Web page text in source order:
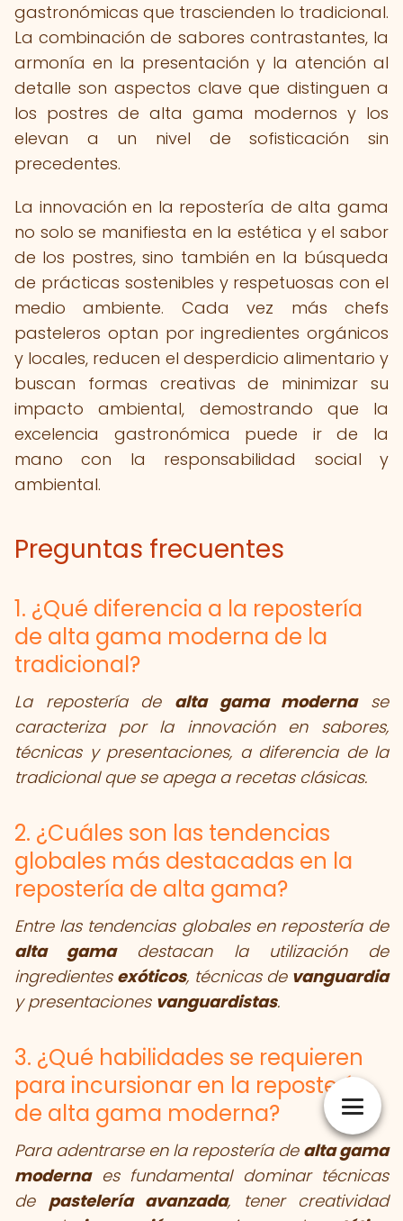
gastronómicas que trascienden lo tradicional.
La combinación de sabores contrastantes, la
armonía en la presentación y la atención al
detalle son aspectos clave que distinguen a
los postres de alta gama modernos y los
elevan a un nivel de sofisticación sin
precedentes.
La innovación en la repostería de alta gama
no solo se manifiesta en la estética y el sabor
de los postres, sino también en la búsqueda
de prácticas sostenibles y respetuosas con el
medio ambiente. Cada vez más chefs
pasteleros optan por ingredientes orgánicos
y locales, reducen el desperdicio alimentario y
buscan formas creativas de minimizar su
impacto ambiental, demostrando que la
excelencia gastronómica puede ir de la
mano con la responsabilidad social y
ambiental.
Preguntas frecuentes
1. ¿Qué diferencia a la repostería
de alta gama moderna de la
tradicional?
La repostería de alta gama modernase
caracteriza por la innovación en sabores,
técnicas y presentaciones, a diferencia de la
tradicional que se apega a recetas clásicas.
2. ¿Cuáles son las tendencias
globales más destacadas en la
repostería de alta gama?
Entre las tendencias globales en repostería de
alta gamadestacan la utilización de
ingredientes exóticos, técnicas de vanguardia
y presentaciones vanguardistas.
3. ¿Qué habilidades se requieren
para incursionar en la repostería
de alta gama moderna?
Para adentrarse en la repostería de alta gama
modernaes fundamental dominar técnicas
de pastelería avanzada, tener creatividad